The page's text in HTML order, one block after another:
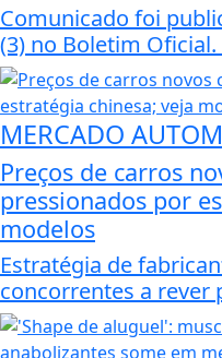
Comunicado foi
(3) no Boletim
MERCADO
Preços de carros
pressionados por
modelos
Estratégia de
concorrentes a rever